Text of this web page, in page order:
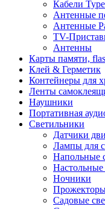
Кабели
Антенные
Антенные
TV-
Антенны
Карты памяти,
Клей & Герметик
Контейнеры для
Ленты
Наушники
Портативная
Светильники
Датчики
Лампы для
Напольные
Настольные
Ночники
Садовые